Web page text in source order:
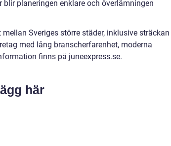
planeringen enklare och överlämningen
Sveriges större städer, inklusive sträckan
med lång branscherfarenhet, moderna
finns på juneexpress.se.
här